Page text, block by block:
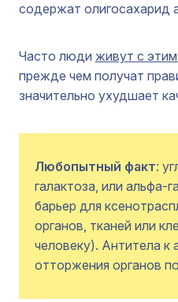
содержат олигосахарид
Часто люди живут с
прежде чем получат
значительно ухудшает
Любопытный факт:
галактоза, или альфа-
барьер для
органов, тканей или
человеку). Антитела к
отторжения органов